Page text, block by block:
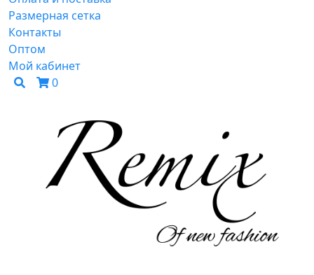
Размерная сетка
Контакты
Оптом
Мой кабинет
0